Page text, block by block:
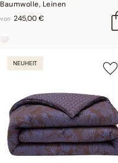
Baumwolle, Leinen
von 245,00 €
NEUHEIT